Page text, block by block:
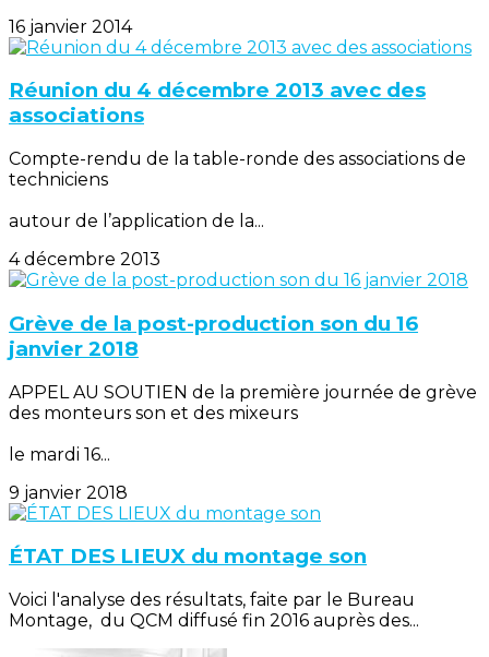
16 janvier 2014
Réunion du 4 décembre 2013 avec des
associations
Compte-rendu de la table-ronde des associations de
techniciens
autour de l’application de la...
4 décembre 2013
Grève de la post-production son du 16
janvier 2018
APPEL AU SOUTIEN de la première journée de grève
des monteurs son et des mixeurs
le mardi 16...
9 janvier 2018
ÉTAT DES LIEUX du montage son
Voici l'analyse des résultats, faite par le Bureau
Montage, du QCM diffusé fin 2016 auprès des...